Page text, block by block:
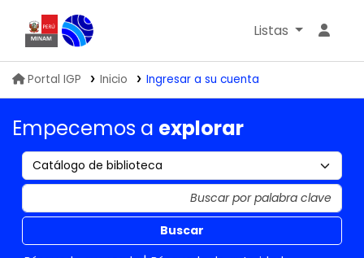
Biblioteca IGP
Listas
Portal IGP Inicio Ingresar a su cuenta
Empecemos a explorar
Buscar